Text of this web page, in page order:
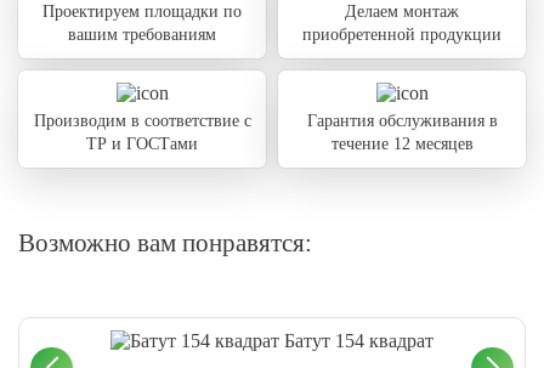
Проектируем площадки по
вашим требованиям
Делаем монтаж
приобретенной продукции
Производим в соответствие с
ТР и ГОСТами
Гарантия обслуживания в
течение 12 месяцев
Возможно вам понравятся:
Батут 154 квадрат